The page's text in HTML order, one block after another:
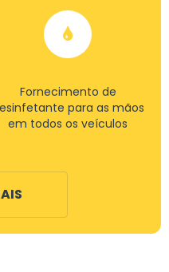
Fornecimento de
para as mãos
em todos os veículos